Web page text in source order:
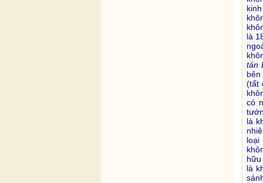
là
tán
(tất
có
là
loại
hữu
là